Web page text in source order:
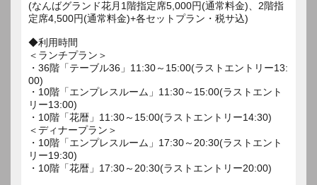
(なんばグランド花月1階指定席5,000円(通常料金)、2階指
定席4,500円(通常料金)+各セットプラン・税サ込)
◆利用時間
＜ランチプラン＞
・36階「テーブル36」11:30～15:00(ラストエントリー13:
00)
・10階「エンプレスルーム」11:30～15:00(ラストエント
リー13:00)
・10階「花暦」11:30～15:00(ラストエントリー14:30)
＜ディナープラン＞
・10階「エンプレスルーム」17:30～20:30(ラストエント
リー19:30)
・10階「花暦」17:30～20:30(ラストエントリー20:00)